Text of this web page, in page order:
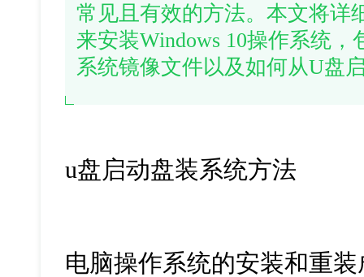
常见且有效的方法。本文将详
来安装Windows 10操作系统
系统镜像文件以及如何从U盘
u盘启动盘装系统方法
电脑操作系统的安装和重